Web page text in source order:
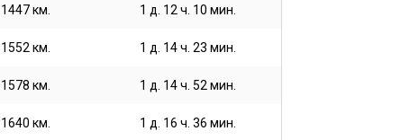
1447 км. 1 д. 12 ч. 10 мин.
1552 км. 1 д. 14 ч. 23 мин.
1578 км. 1 д. 14 ч. 52 мин.
1640 км. 1 д. 16 ч. 36 мин.